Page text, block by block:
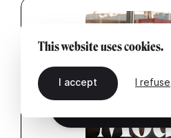
This website uses cookies.
I accept I refuse